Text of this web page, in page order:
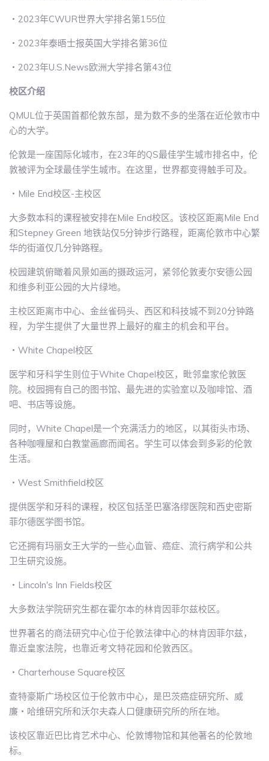
・2023年CWUR世界大学排名第155位
・2023年泰晤士报英国大学排名第36位
・2023年U.S.News欧洲大学排名第43位
校区介绍
QMUL位于英国首都伦敦东部，是为数不多的坐落在近伦敦市中
心的大学。
伦敦是一座国际化城市，在23年的QS最佳学生城市排名中，伦
敦被评为全球最佳学生城市。在这里，世界都变得触手可及。
・Mile End校区-主校区
大多数本科的课程被安排在Mile End校区。该校区距离Mile End
和Stepney Green 地铁站仅5分钟步行路程，距离伦敦市中心繁
华的街道仅几分钟路程。
校园建筑俯瞰着风景如画的摄政运河，紧邻伦敦麦尔安德公园
和维多利亚公园的大片绿地。
主校区距离市中心、金丝雀码头、西区和科技城不到20分钟路
程，为学生提供了大量世界上最好的雇主的机会和平台。
・White Chapel校区
医学和牙科学生则位于White Chapel校区，毗邻皇家伦敦医
院。校园拥有自己的图书馆、最先进的实验室以及咖啡馆、酒
吧、书店等设施。
同时，White Chapel是一个充满活力的地区，以其街头市场、
各种咖喱屋和白教堂画廊而闻名。学生可以体会到多彩的伦敦
生活。
・West Smithfield校区
提供医学和牙科的课程，校区包括圣巴塞洛缪医院和西史密斯
菲尔德医学图书馆。
它还拥有玛丽女王大学的一些心血管、癌症、流行病学和公共
卫生研究设施。
・Lincoln's Inn Fields校区
大多数法学院研究生都在霍尔本的林肯因菲尔兹校区。
世界著名的商法研究中心位于伦敦法律中心的林肯因菲尔兹，
靠近皇家法院，也靠近考文特花园和伦敦西区。
・Charterhouse Square校区
查特豪斯广场校区位于伦敦市中心，是巴茨癌症研究所、威
廉・哈维研究所和沃尔夫森人口健康研究所的所在地。
该校区靠近巴比肯艺术中心、伦敦博物馆和其他著名的伦敦地
标。